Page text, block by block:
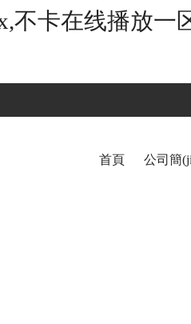
不卡在线播放一
首頁 公司簡